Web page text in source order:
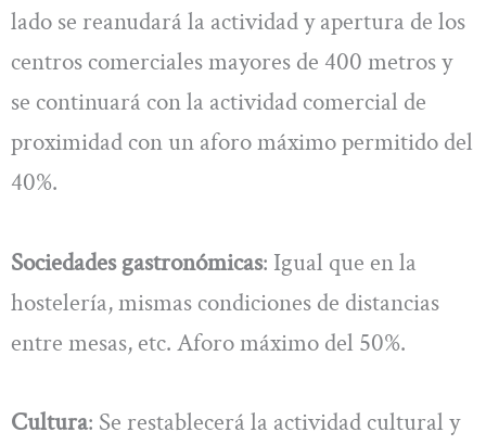
lado se reanudará la actividad y apertura de los
centros comerciales mayores de 400 metros y
se continuará con la actividad comercial de
proximidad con un aforo máximo permitido del
40%.
Sociedades gastronómicas: Igual que en la
hostelería, mismas condiciones de distancias
entre mesas, etc. Aforo máximo del 50%.
Cultura: Se restablecerá la actividad cultural y